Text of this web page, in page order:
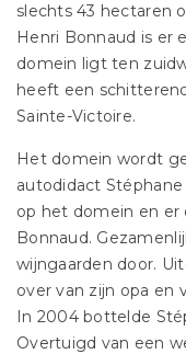
slechts 43 hectaren
Henri Bonnaud is er
domein ligt ten
heeft een
Sainte-Victoire.
Het domein wordt
autodidact
op het domein en er
Bonnaud.
wijngaarden door.
over van zijn opa en
In 2004 bottelde
Overtuigd van een